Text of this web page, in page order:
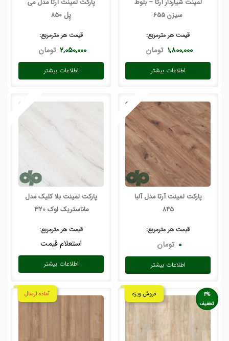
لمینت شیاردار آرتا – بلوط
سیزن 655
قیمت هر مترمربع:
۱,۸۰۰,۰۰۰ تومان
اطلاعات بیشتر
پارکت لمینت آرتا مدل می
پِل 850
قیمت هر مترمربع:
۲,۰۵۰,۰۰۰ تومان
اطلاعات بیشتر
پارکت لمینت آرتا مدل آلبا
845
قیمت هر مترمربع:
۰ تومان
اطلاعات بیشتر
پارکت لمینت بلا کلیک مدل
ماناستریک اوک 320
قیمت هر مترمربع:
استعلام قیمت
اطلاعات بیشتر
4%
تخفیف
فروش ویژه آماده ارسال